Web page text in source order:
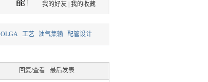
我的好友| 我的收藏
OLGA 工艺 油气集输 配管设计
回复/查看 最后发表